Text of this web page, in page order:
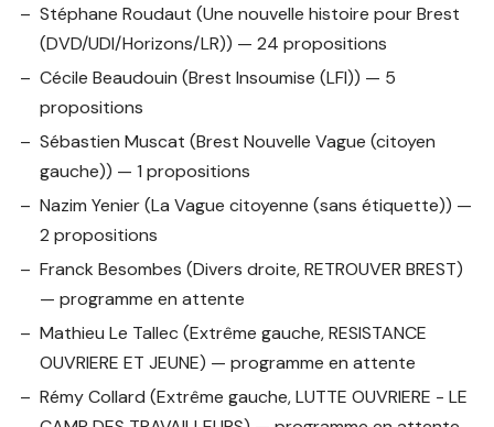
Stéphane Roudaut (Une nouvelle histoire pour Brest
(DVD/UDI/Horizons/LR)) — 24 propositions
Cécile Beaudouin (Brest Insoumise (LFI)) — 5
propositions
Sébastien Muscat (Brest Nouvelle Vague (citoyen
gauche)) — 1 propositions
Nazim Yenier(La Vague citoyenne (sans étiquette)) —
2 propositions
Franck Besombes (Divers droite, RETROUVER BREST)
— programme en attente
Mathieu Le Tallec(Extrême gauche, RESISTANCE
OUVRIERE ET JEUNE) — programme en attente
Rémy Collard (Extrême gauche, LUTTE OUVRIERE - LE